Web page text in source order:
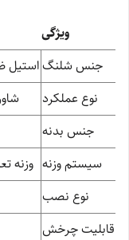
ویژگی
جنس شلنگاستیل
نوع عملکرد
جنس بدنه
سیستم وزنه وزنه
نوع نصب
قابلیت چرخش